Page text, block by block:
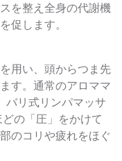
を整え全身の代謝機
促します。
用い、頭からつま先
す。通常のアロママ
バリ式リンパマッサ
の「圧」をかけて
のコリや疲れをほぐ